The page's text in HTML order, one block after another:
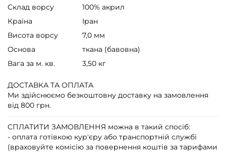
Склад ворсу
100% акрил
Країна
Іран
Висота ворсу
7,0 мм
Основа
ткана (бавовна)
Вага за м. кв.
3,50 кг
ДОСТАВКА ТА ОПЛАТА
Ми здійснюємо безкоштовну доставку на замовлення
від 800 грн.
СПЛАТИТИ ЗАМОВЛЕННЯ можна в такий спосіб:
- оплата готівкою кур'єру або транспортній службі
(враховуйте комісію за повернення коштів за тарифами